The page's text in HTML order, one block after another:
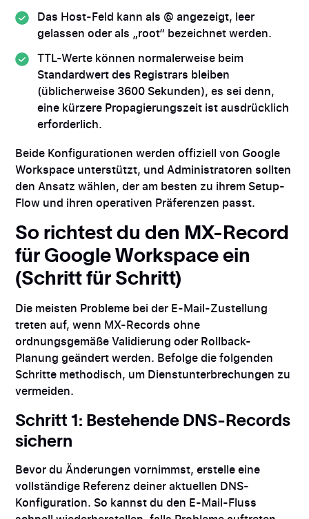
Das Host-Feld kann als @ angezeigt, leer
gelassen oder als „root“ bezeichnet werden.
TTL-Werte können normalerweise beim
Standardwert des Registrars bleiben
(üblicherweise 3600 Sekunden), es sei denn,
eine kürzere Propagierungszeit ist ausdrücklich
erforderlich.
Beide Konfigurationen werden offiziell von Google
Workspace unterstützt, und Administratoren sollten
den Ansatz wählen, der am besten zu ihrem Setup-
Flow und ihren operativen Präferenzen passt.
So richtest du den MX-Record
für Google Workspace ein
(Schritt für Schritt)
Die meisten Probleme bei der E-Mail-Zustellung
treten auf, wenn MX-Records ohne
ordnungsgemäße Validierung oder Rollback-
Planung geändert werden. Befolge die folgenden
Schritte methodisch, um Dienstunterbrechungen zu
vermeiden.
Schritt 1: Bestehende DNS-Records
sichern
Bevor du Änderungen vornimmst, erstelle eine
vollständige Referenz deiner aktuellen DNS-
Konfiguration. So kannst du den E-Mail-Fluss